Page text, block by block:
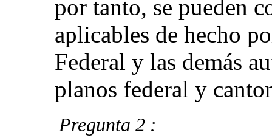
por tanto, se pueden
aplicables de hecho
Federal y las demás
planos federal y
Pregunta 2 :